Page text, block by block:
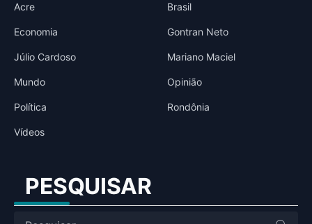
Acre Brasil
Economia Gontran Neto
Júlio Cardoso Mariano Maciel
Mundo Opinião
Política Rondônia
Vídeos
PESQUISAR